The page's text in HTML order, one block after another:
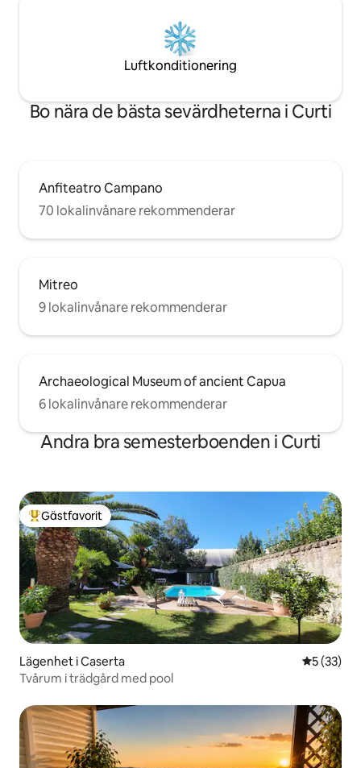
Luftkonditionering
Bo nära de bästa sevärdheterna i Curti
Anfiteatro Campano
70 lokalinvånare rekommenderar
Mitreo
9 lokalinvånare rekommenderar
Archaeological Museum of ancient Capua
6 lokalinvånare rekommenderar
Andra bra semesterboenden i Curti
Populär gästfavorit
Gästfavorit
Lägenhet i Caserta 5 av 5 i
5 (33)
Tvårum i trädgård med pool